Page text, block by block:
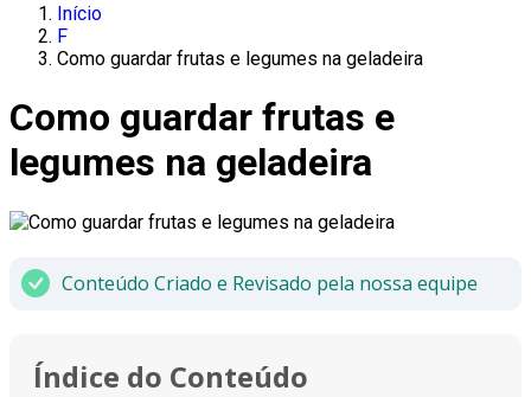
Início
F
Como guardar frutas e legumes na geladeira
Como guardar frutas e
legumes na geladeira
Conteúdo Criado e Revisado pela nossa equipe
Índice do Conteúdo